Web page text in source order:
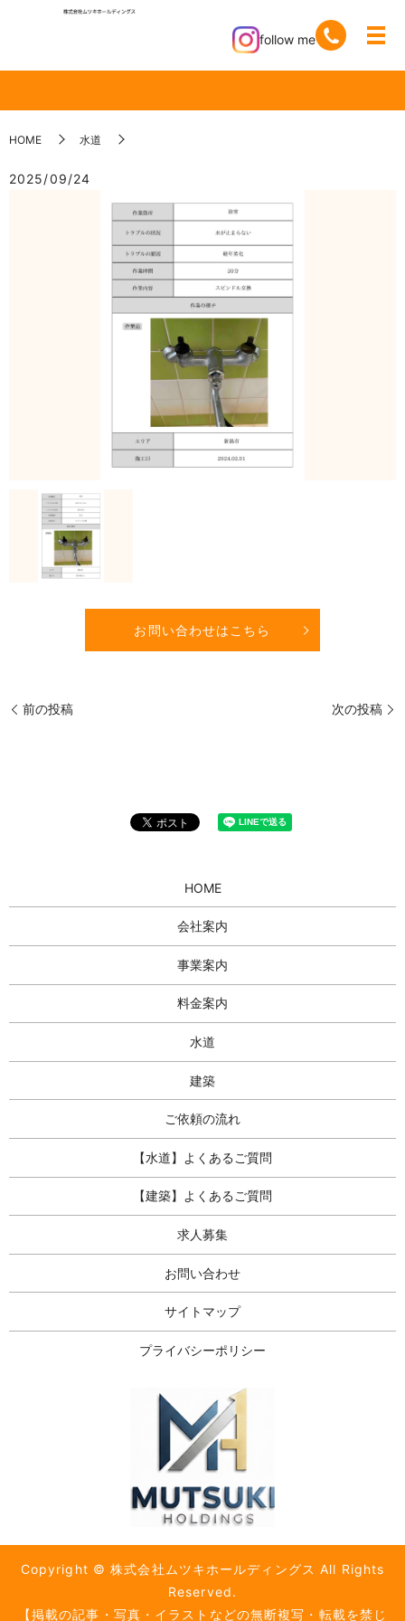
follow me
HOME 水道
2025/09/24
お問い合わせはこちら
前の投稿 次の投稿
HOME
会社案内
事業案内
料金案内
水道
建築
ご依頼の流れ
【水道】よくあるご質問
【建築】よくあるご質問
求人募集
お問い合わせ
サイトマップ
プライバシーポリシー
Copyright © 株式会社ムツキホールディングス All Rights
Reserved.
【掲載の記事・写真・イラストなどの無断複写・転載を禁じ